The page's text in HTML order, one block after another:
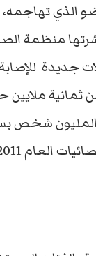
الذي
منظمة
جديدة
ملايين
شخص
العام 2011.